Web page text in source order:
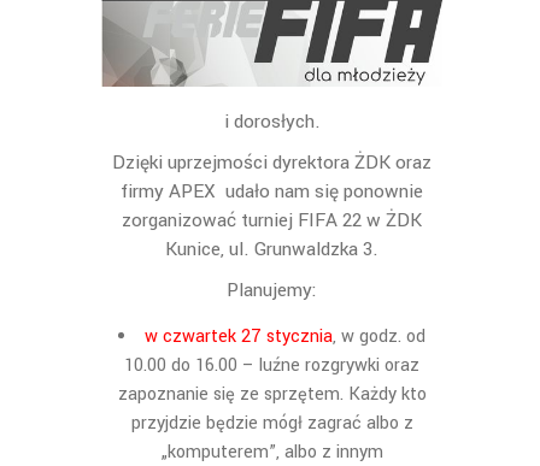
i dorosłych.
Dzięki uprzejmości dyrektora ŻDK oraz
firmy APEX udało nam się ponownie
zorganizować turniej FIFA 22 w ŻDK
Kunice, ul. Grunwaldzka 3.
Planujemy:
w czwartek 27 stycznia, w godz. od
10.00 do 16.00 – luźne rozgrywki oraz
zapoznanie się ze sprzętem. Każdy kto
przyjdzie będzie mógł zagrać albo z
„komputerem”, albo z innym